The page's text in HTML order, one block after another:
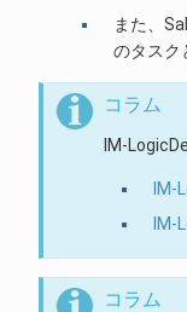
また、
のタスク
コラム
IM-
IM-
IM-
コラム